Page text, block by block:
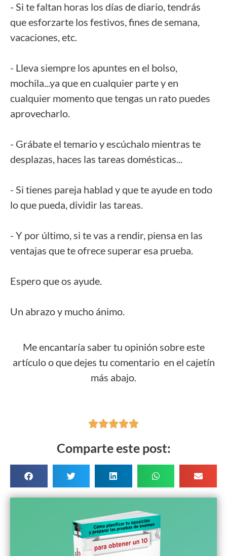
- Si te faltan horas los días de diario, tendrás
que esforzarte los festivos, fines de semana,
vacaciones, etc.
- Lleva siempre los apuntes en el bolso,
mochila...ya que en cualquier parte y en
cualquier momento que tengas un rato puedes
aprovecharlo.
- Grábate el temario y escúchalo mientras te
desplazas, haces las tareas domésticas...
- Si tienes pareja hablad y que te ayude en todo
lo que pueda, dividir las tareas.
- Y por último, si te vas a rendir, piensa en las
ventajas que te ofrece superar esa prueba.
Espero que os ayude.
Un abrazo y mucho ánimo.
Me encantaría saber tu opinión sobre este
artículo o que dejes tu comentario en el cajetín
más abajo.

Comparte este post: